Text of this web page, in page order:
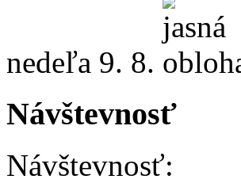
nedeľa 9. 8.
Návštevnosť
Návštevnosť: